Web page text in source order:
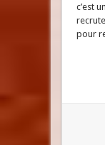
c’est
pour